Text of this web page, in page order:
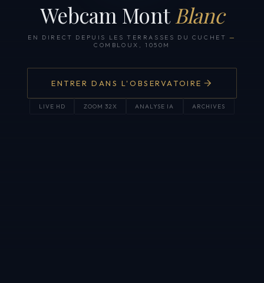
Webcam Mont Blanc
EN DIRECT DEPUIS LES TERRASSES DU CUCHET —
COMBLOUX, 1050M
ENTRER DANS L'OBSERVATOIRE
LIVE HD ZOOM 32X ANALYSE IA ARCHIVES